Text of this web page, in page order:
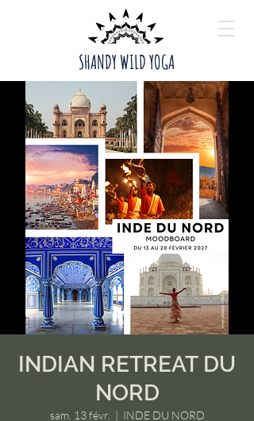
SHANDY WILD YOGA
INDIAN RETREAT DU
NORD
sam. 13 févr.
  |
INDE DU NORD